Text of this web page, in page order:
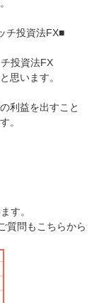
チ投資法FX■
投資法FX
思います。
利益を出すこと
。
す。
質問もこちらから